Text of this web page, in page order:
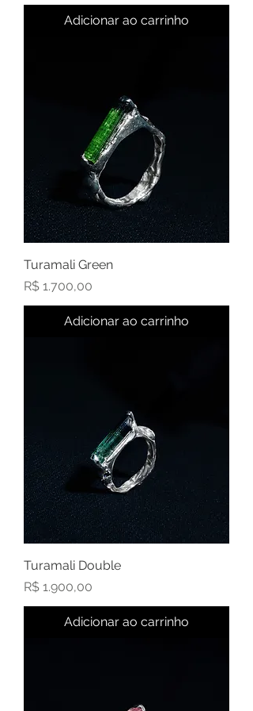
Adicionar ao carrinho
Turamali Green
Preço
R$ 1.700,00
Adicionar ao carrinho
Turamali Double
Preço
R$ 1.900,00
Adicionar ao carrinho